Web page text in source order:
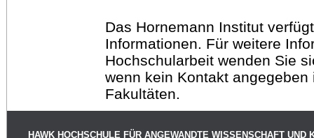
Das Hornemann Institut
Informationen. Für weitere
Hochschularbeit wenden Sie
wenn kein Kontakt
Fakultäten.
HAWK HOCHSCHULE FÜR ANGEWANDTE WISSENSCHAFT UND